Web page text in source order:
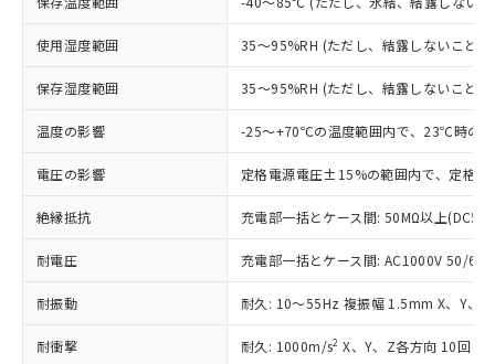
使用湿度範囲 35～95%RH (ただし、結露しないこと)
保存湿度範囲 35～95%RH (ただし、結露しないこと)
温度の影響 -25～+70℃の温度範囲内で、23℃時の
電圧の影響 定格電源電圧±15%の範囲内で、定格
絶縁抵抗 充電部一括とケース間: 50MΩ以上
耐電圧 充電部一括とケース間: AC1000V 50/
耐振動 耐久: 10～55Hz 複振幅 1.5mm X、Y、Z
耐衝撃 耐久: 1000m/s2 X、Y、Z各方向 10回
ご利用条件
以下の条件をお読みいただき、同意のうえ
ご利用ください。
本サービスは、当社制御機器事業取扱
商品の当社在庫状況および標準価格
(税抜)を提供させていただくもので
当社制御機器事業取扱商品の中には、
本サービスの対象外となる商品もある
ことをご了承ください。
在庫状況および標準価格照会結果は、
記載している更新日時点での社内デー
タに基づき作成されるものであり、閲
有に対応した製品に切り替える予定のある
対応予定なし：EU RoHS指令（10物質）の
非含有に非対応の商品で、対応品を出す予
調査・確認中：EU RoHS指令（10物質）の
非含有の対応状況を調査中または確認中の
商品です。
非該当品：ライセンス料など無形物で、有
害物質有無と関係のない商品です。
仕入先様の事情により、非含有部品として
いたものが、含有品と判明した場合などや
むを得ず変更することがあります。
鉛(Pb) 1000ppm以下、 水銀(Hg) 1000ppm以下、 カド
※1 中国RoHS○×表
「○」：最大均質材料含有率が中国RoHSの
基準値以下であることを示します。
「×」：最大均質材料含有率が中国RoHSの
基準値を超えていることを示します。
「－」：未確認です。当社販売部門へお問
*中国RoHS10物質の基準値 (GB/T26572)：
当社は、これら貴社製品のうち、外国
為替および外国貿易法に定める商品
（以下｢規制貨物等」という）を輸出
または国外への提供する場合は、日本